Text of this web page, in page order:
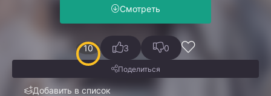
Смотреть
10
Добавить в список
3 0
Поделиться